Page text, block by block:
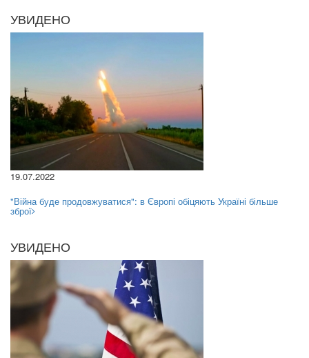
УВИДЕНО
19.07.2022
"Війна буде продовжуватися": в Європі обіцяють Україні більше
зброї
УВИДЕНО